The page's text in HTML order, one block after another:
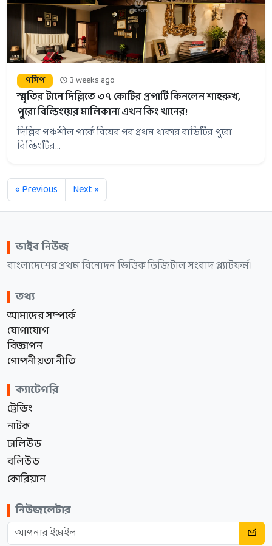
গসিপ 3 weeks ago
স্মৃতির টানে দিল্লিতে ৩৭ কোটির প্রপার্টি কিনলেন শাহরুখ,
পুরো বিল্ডিংয়ের মালিকানা এখন কিং খানের!
দিল্লির পঞ্চশীল পার্কে বিয়ের পর প্রথম থাকার বাড়িটির পুরো
বিল্ডিংটির...
« Previous Next »
ভাইব নিউজ
বাংলাদেশের প্রথম বিনোদন ভিত্তিক ডিজিটাল সংবাদ প্ল্যাটফর্ম।
তথ্য
আমাদের সম্পর্কে
যোগাযোগ
বিজ্ঞাপন
গোপনীয়তা নীতি
ক্যাটেগরি
ট্রেন্ডিং
নাটক
ঢালিউড
বলিউড
কোরিয়ান
নিউজলেটার